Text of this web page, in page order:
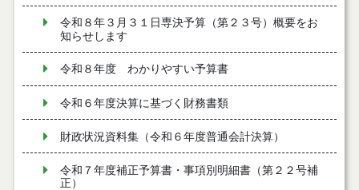
令和８年３月３１日専決予算（第２３号）概要をお
知らせします
令和８年度 わかりやすい予算書
令和６年度決算に基づく財務書類
財政状況資料集（令和６年度普通会計決算）
令和７年度補正予算書・事項別明細書（第２２号補
正）